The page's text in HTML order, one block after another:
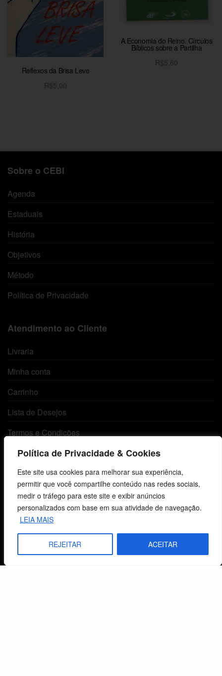
Política de Privacidade & Cookies
Este site usa cookies para melhorar sua experiência,
permitir que você compartilhe conteúdo nas redes sociais,
medir o tráfego para este site e exibir anúncios
personalizados com base em sua atividade de navegação.
LEIA MAIS
REJEITAR ACEITAR
Reflexos da Brisa Leve
R$5,00
A Economia do Reino. Círculos
Bíblicos sobre a Partilha
R$5,60
Sobre o CEBI
Agenda
Estaduais
História
Objetivos
Método
Política de Privacidade
Atendimento ao Cliente
Livraria
Minha conta
Carrinho
Lista de Desejos
Termos e Condições
CNPJ: 29.832.607/0001-10
São Leopoldo, RS, Brasil
Fale Conosco
E-mails